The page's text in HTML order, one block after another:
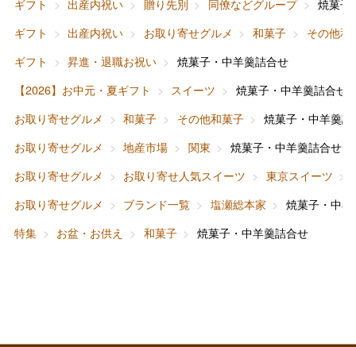
ギフト 出産内祝い 贈り先別 同僚などグループ
焼菓子
ギフト
出産内祝い お取り寄せグルメ 和菓子
その他和
ギフト
昇進・退職お祝い
焼菓子・中羊羹詰合せ
【2026】お中元・夏ギフト
スイーツ
焼菓子・中羊羹詰合せ
お取り寄せグルメ
和菓子 その他和菓子
焼菓子・中羊羹
お取り寄せグルメ
地産市場 関東
焼菓子・中羊羹詰合せ
お取り寄せグルメ
お取り寄せ人気スイーツ 東京スイーツ
お取り寄せグルメ
ブランド一覧 塩瀬総本家
焼菓子・中
特集
お盆・お供え 和菓子 焼菓子・中羊羹詰合せ
フード＆スイーツ
ファッション
ホーム＆インテリア
ベビー＆キッズ
出産内祝い
結婚内祝い
お香典返し
快気祝い
バレンタインチョコレート
母の日
父の日
お中元
敬老の日